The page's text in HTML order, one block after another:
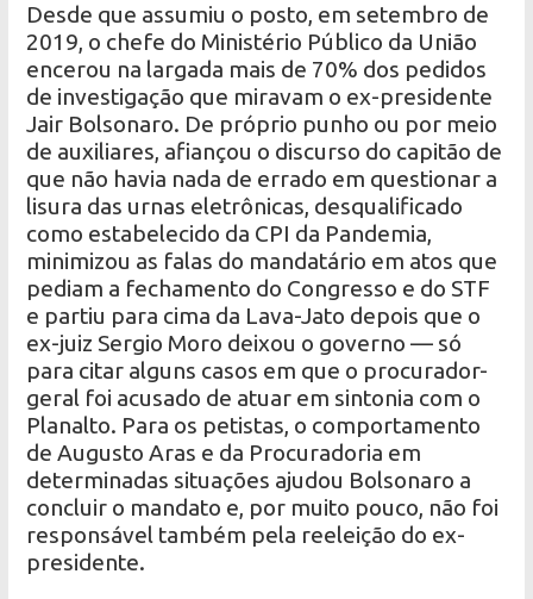
Desde que assumiu o posto, em setembro de
2019, o chefe do Ministério Público da União
encerou na largada mais de 70% dos pedidos
de investigação que miravam o ex-presidente
Jair Bolsonaro. De próprio punho ou por meio
de auxiliares, afiançou o discurso do capitão de
que não havia nada de errado em questionar a
lisura das urnas eletrônicas, desqualificado
como estabelecido da CPI da Pandemia,
minimizou as falas do mandatário em atos que
pediam a fechamento do Congresso e do STF
e partiu para cima da Lava-Jato depois que o
ex-juiz Sergio Moro deixou o governo — só
para citar alguns casos em que o procurador-
geral foi acusado de atuar em sintonia com o
Planalto. Para os petistas, o comportamento
de Augusto Aras e da Procuradoria em
determinadas situações ajudou Bolsonaro a
concluir o mandato e, por muito pouco, não foi
responsável também pela reeleição do ex-
presidente.